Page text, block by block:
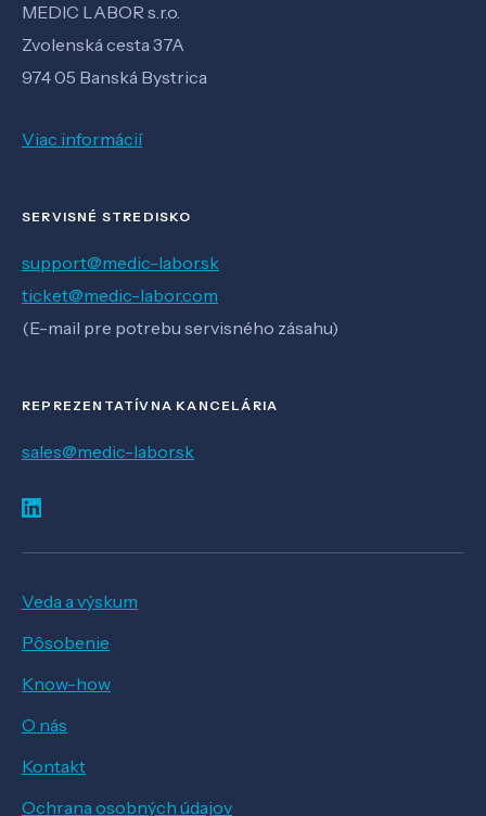
MEDIC LABOR s.r.o.
Zvolenská cesta 37A
974 05 Banská Bystrica
Viac informácií
SERVISNÉ STREDISKO
support@medic-labor.sk
ticket@medic-labor.com
(E-mail pre potrebu servisného zásahu)
REPREZENTATÍVNA KANCELÁRIA
sales@medic-labor.sk
Veda a výskum
Pôsobenie
Know-how
O nás
Kontakt
Ochrana osobných údajov